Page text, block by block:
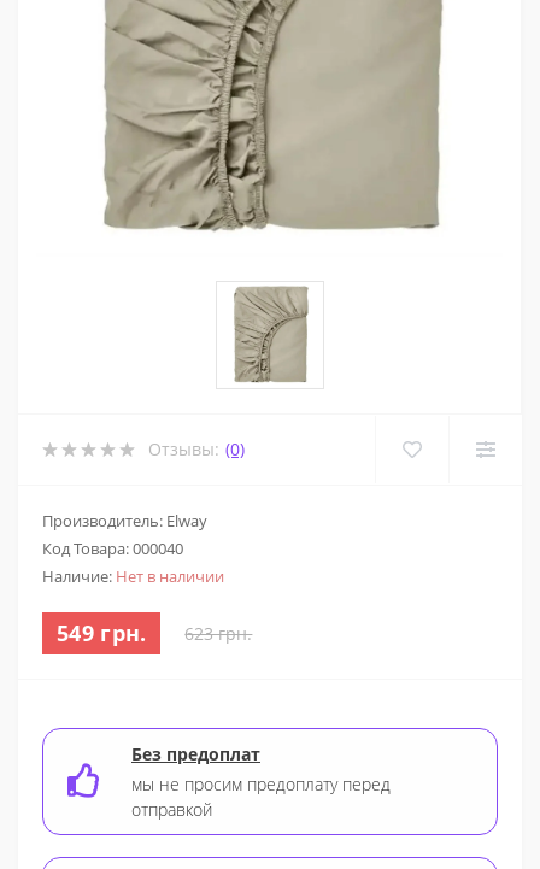
Отзывы: (0)
Производитель: Elway
Код Товара:000040
Наличие: Нет в наличии
549 грн. 623 грн.
Без предоплат
мы не просим предоплату перед
отправкой